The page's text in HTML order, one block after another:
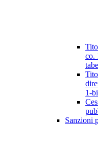
co.
1-
Sanzioni